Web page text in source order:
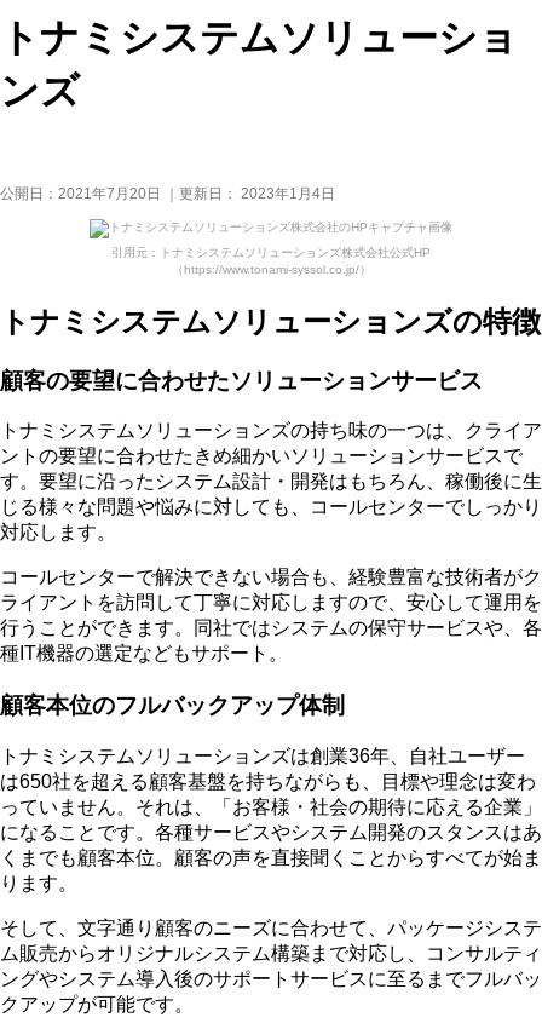
トナミシステムソリューショ
ンズ
公開日： 2021年7月20日 ｜更新日： 2023年1月4日
引用元：トナミシステムソリューションズ株式会社公式HP
（https://www.tonami-syssol.co.jp/）
トナミシステムソリューションズの特徴
顧客の要望に合わせたソリューションサービス
トナミシステムソリューションズの持ち味の一つは、クライア
ントの要望に合わせたきめ細かいソリューションサービスで
す。要望に沿ったシステム設計・開発はもちろん、稼働後に生
じる様々な問題や悩みに対しても、コールセンターでしっかり
対応します。
コールセンターで解決できない場合も、経験豊富な技術者がク
ライアントを訪問して丁寧に対応しますので、安心して運用を
行うことができます。同社ではシステムの保守サービスや、各
種IT機器の選定などもサポート。
顧客本位のフルバックアップ体制
トナミシステムソリューションズは創業36年、自社ユーザー
は650社を超える顧客基盤を持ちながらも、目標や理念は変わ
っていません。それは、「お客様・社会の期待に応える企業」
になることです。各種サービスやシステム開発のスタンスはあ
くまでも顧客本位。顧客の声を直接聞くことからすべてが始ま
ります。
そして、文字通り顧客のニーズに合わせて、パッケージシステ
ム販売からオリジナルシステム構築まで対応し、コンサルティ
ングやシステム導入後のサポートサービスに至るまでフルバッ
クアップが可能です。